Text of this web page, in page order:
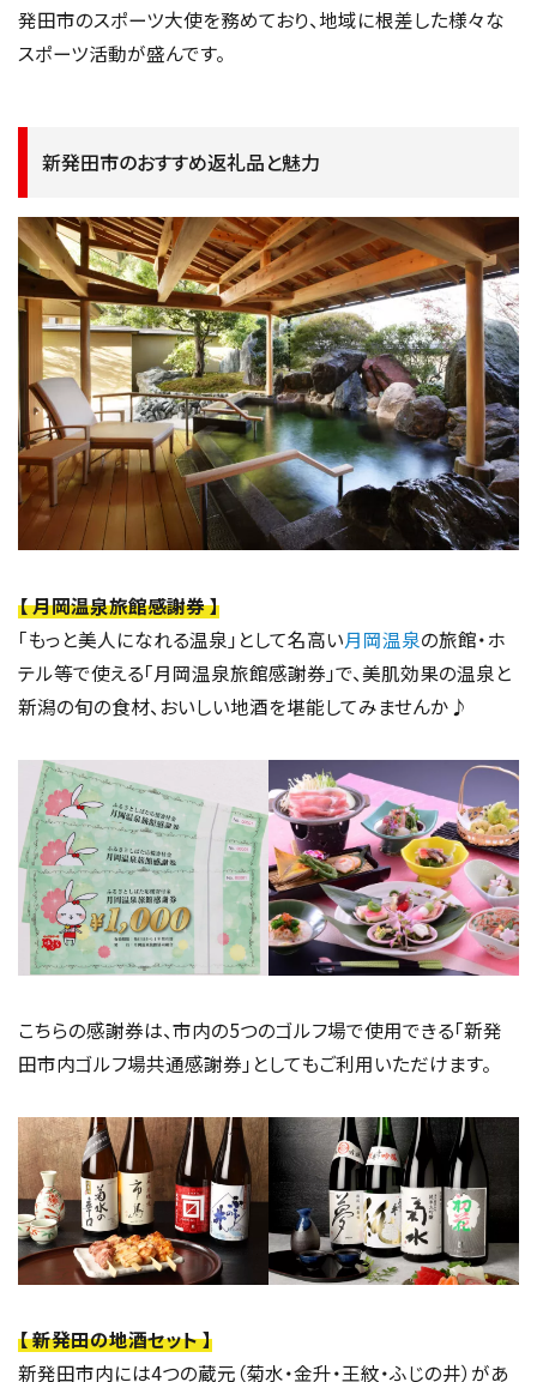
発田市のスポーツ大使を務めており、地域に根差した様々な
スポーツ活動が盛んです。
新発田市のおすすめ返礼品と魅力
【 月岡温泉旅館感謝券 】
「もっと美人になれる温泉」として名高い月岡温泉の旅館・ホ
テル等で使える「月岡温泉旅館感謝券」で、美肌効果の温泉と
新潟の旬の食材、おいしい地酒を堪能してみませんか♪
こちらの感謝券は、市内の5つのゴルフ場で使用できる「新発
田市内ゴルフ場共通感謝券」としてもご利用いただけます。
【 新発田の地酒セット 】
新発田市内には4つの蔵元（菊水・金升・王紋・ふじの井）があ